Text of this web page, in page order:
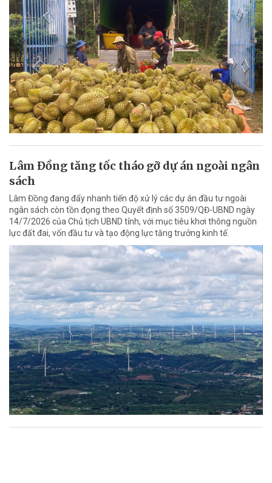
Lâm Đồng tăng tốc tháo gỡ dự án ngoài ngân
sách
Lâm Đồng đang đẩy nhanh tiến độ xử lý các dự án đầu tư ngoài
ngân sách còn tồn đọng theo Quyết định số 3509/QĐ-UBND ngày
14/7/2026 của Chủ tịch UBND tỉnh, với mục tiêu khơi thông nguồn
lực đất đai, vốn đầu tư và tạo động lực tăng trưởng kinh tế.